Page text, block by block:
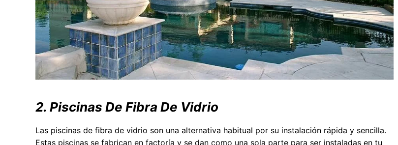
2. Piscinas De Fibra De Vidrio
Las piscinas de fibra de vidrio son una alternativa habitual por su instalación rápida y sencilla.
Estas piscinas se fabrican en factoría y se dan como una sola parte para ser instaladas en tu